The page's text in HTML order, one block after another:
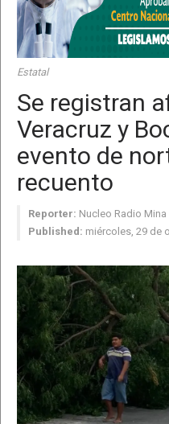
Estatal
Se registran
Veracruz y
evento de
recuento
Reporter: Nucleo Radio Mina
Published: miércoles, 29 de